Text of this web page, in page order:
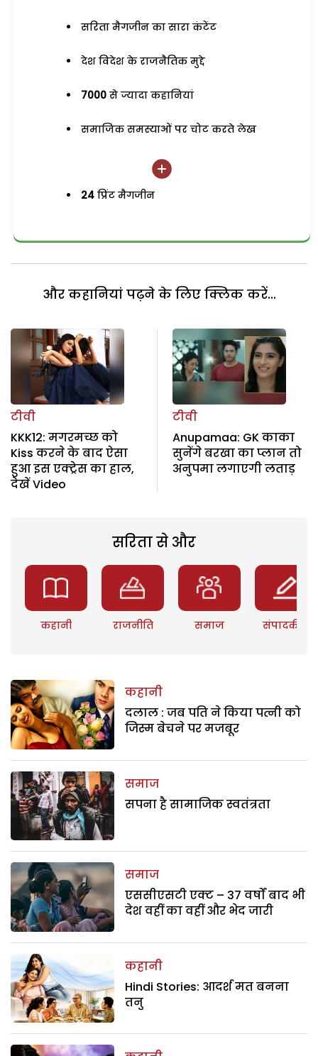
सरिता मैगजीन का सारा कंटेंट
देश विदेश के राजनैतिक मुद्दे
7000 से ज्यादा कहानियां
समाजिक समस्याओं पर चोट करते लेख
24 प्रिंट मैगजीन
और कहानियां पढ़ने के लिए क्लिक करें...
टीवी
KKK12: मगरमच्छ को
Kiss करने के बाद ऐसा
हुआ इस एक्ट्रेस का हाल,
देखें Video
टीवी
Anupamaa: GK काका
सुनेंगे बरखा का प्लान तो
अनुपमा लगाएगी लताड़
सरिता से और
कहानी राजनीति समाज संपादकीय
कहानी
दलाल : जब पति ने किया पत्नी को
जिस्म बेचने पर मजबूर
समाज
सपना है सामाजिक स्वतंत्रता
समाज
एससीएसटी एक्ट – 37 वर्षों बाद भी
देश वहीं का वहीं और भेद जारी
कहानी
Hindi Stories: आदर्श मत बनना
तनु